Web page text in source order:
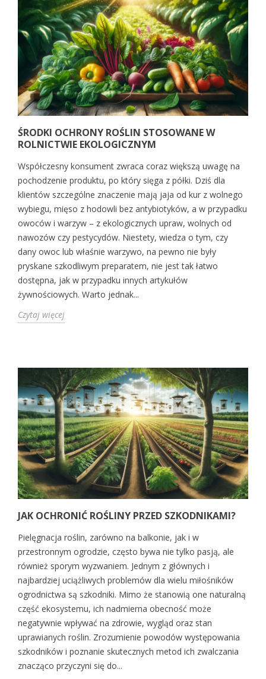
ŚRODKI OCHRONY ROŚLIN STOSOWANE W
ROLNICTWIE EKOLOGICZNYM
Współczesny konsument zwraca coraz większą uwagę na
pochodzenie produktu, po który sięga z półki. Dziś dla
klientów szczególne znaczenie mają jaja od kur z wolnego
wybiegu, mięso z hodowli bez antybiotyków, a w przypadku
owoców i warzyw – z ekologicznych upraw, wolnych od
nawozów czy pestycydów. Niestety, wiedza o tym, czy
dany owoc lub właśnie warzywo, na pewno nie były
pryskane szkodliwym preparatem, nie jest tak łatwo
dostępna, jak w przypadku innych artykułów
żywnościowych. Warto jednak...
Czytaj więcej
JAK OCHRONIĆ ROŚLINY PRZED SZKODNIKAMI?
Pielęgnacja roślin, zarówno na balkonie, jak i w
przestronnym ogrodzie, często bywa nie tylko pasją, ale
również sporym wyzwaniem. Jednym z głównych i
najbardziej uciążliwych problemów dla wielu miłośników
ogrodnictwa są szkodniki. Mimo że stanowią one naturalną
część ekosystemu, ich nadmierna obecność może
negatywnie wpływać na zdrowie, wygląd oraz stan
uprawianych roślin. Zrozumienie powodów występowania
szkodników i poznanie skutecznych metod ich zwalczania
znacząco przyczyni się do...